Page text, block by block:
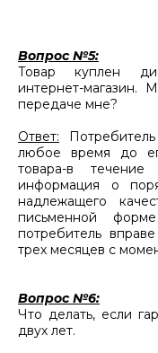
Вопрос №5:
Товар куплен
интернет-магазин.
передаче мне?
Ответ:
любое время до
товара-в
информация о
надлежащего
письменной
потребитель
трех месяцев с
Вопрос №6:
Что делать, если
двух лет.